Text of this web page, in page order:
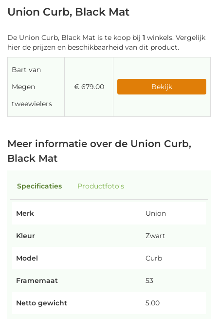
Union Curb, Black Mat
De Union Curb, Black Mat is te koop bij 1 winkels. Vergelijk
hier de prijzen en beschikbaarheid van dit product.
Bart van
Megen
tweewielers
€ 679.00 Bekijk
Meer informatie over de Union Curb,
Black Mat
Specificaties Productfoto's
Merk Union
Kleur Zwart
Model Curb
Framemaat 53
Netto gewicht 5.00